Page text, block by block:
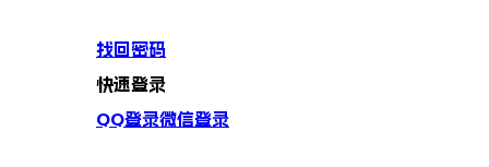
找回密码
快速登录
QQ登录微信登录